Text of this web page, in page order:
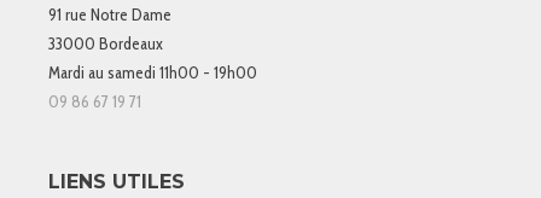
91 rue Notre Dame
33000 Bordeaux
Mardi au samedi 11h00 - 19h00
09 86 67 19 71
LIENS UTILES